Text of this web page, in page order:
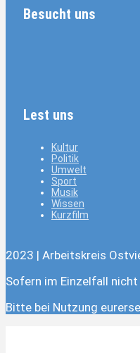
Besucht uns
Lest uns
Kultur
Politik
Umwelt
Sport
Musik
Wissen
Kurzfilm
2023 | Arbeitskreis
Sofern im Einzelfall
Bitte bei Nutzung